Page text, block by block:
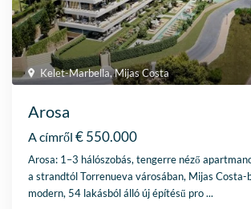
Kelet-Marbella,Mijas Costa
Arosa
A címről € 550.000
Arosa: 1–3 hálószobás, tengerre néző
a strandtól Torrenueva városában, Mijas Costa-
modern, 54 lakásból álló új építésű pro...